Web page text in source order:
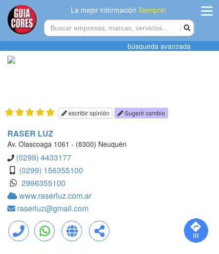
La mejor informaciónSiempre!
Agregar
búsqueda avanzada
escribir opinión Sugerir cambio
RASER LUZ
Av. Olascoaga 1061 - (8300) Neuquén
(0299) 4433177
(0299) 156355100
2996355100
www.raserluz.com.ar
raserluz@gmail.com
Llamar WhatsApp Web Compartir